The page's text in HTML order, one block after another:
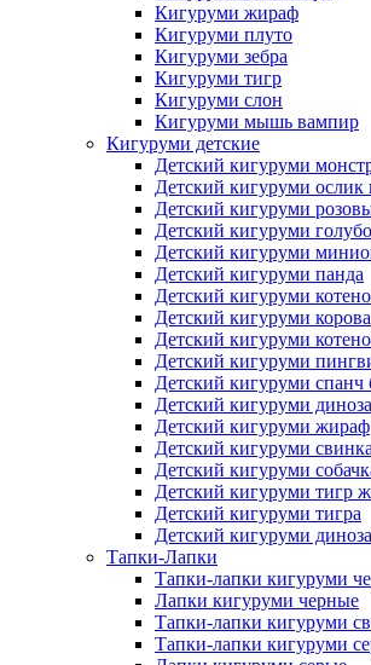
Кигуруми жираф
Кигуруми плуто
Кигуруми зебра
Кигуруми тигр
Кигуруми слон
Кигуруми мышь вампир
Кигуруми детские
Детский кигуруми
Детский кигуруми ослик
Детский кигуруми
Детский кигуруми
Детский кигуруми
Детский кигуруми панда
Детский кигуруми
Детский кигуруми корова
Детский кигуруми
Детский кигуруми
Детский кигуруми спанч
Детский кигуруми
Детский кигуруми жираф
Детский кигуруми
Детский кигуруми
Детский кигуруми тигр
Детский кигуруми тигра
Детский кигуруми
Тапки-Лапки
Тапки-лапки кигуруми
Лапки кигуруми черные
Тапки-лапки кигуруми
Тапки-лапки кигуруми